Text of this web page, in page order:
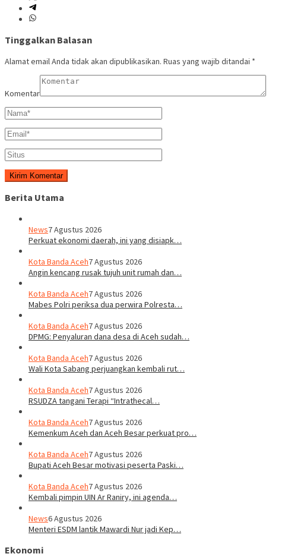
Tinggalkan Balasan
Alamat email Anda tidak akan dipublikasikan. Ruas yang wajib ditandai *
Komentar
Berita Utama
News7 Agustus 2026
Perkuat ekonomi daerah, ini yang disiapk…
Kota Banda Aceh7 Agustus 2026
Angin kencang rusak tujuh unit rumah dan…
Kota Banda Aceh7 Agustus 2026
Mabes Polri periksa dua perwira Polresta…
Kota Banda Aceh7 Agustus 2026
DPMG: Penyaluran dana desa di Aceh sudah…
Kota Banda Aceh7 Agustus 2026
Wali Kota Sabang perjuangkan kembali rut…
Kota Banda Aceh7 Agustus 2026
RSUDZA tangani Terapi “Intrathecal…
Kota Banda Aceh7 Agustus 2026
Kemenkum Aceh dan Aceh Besar perkuat pro…
Kota Banda Aceh7 Agustus 2026
Bupati Aceh Besar motivasi peserta Paski…
Kota Banda Aceh7 Agustus 2026
Kembali pimpin UIN Ar Raniry, ini agenda…
News6 Agustus 2026
Menteri ESDM lantik Mawardi Nur jadi Kep…
Ekonomi